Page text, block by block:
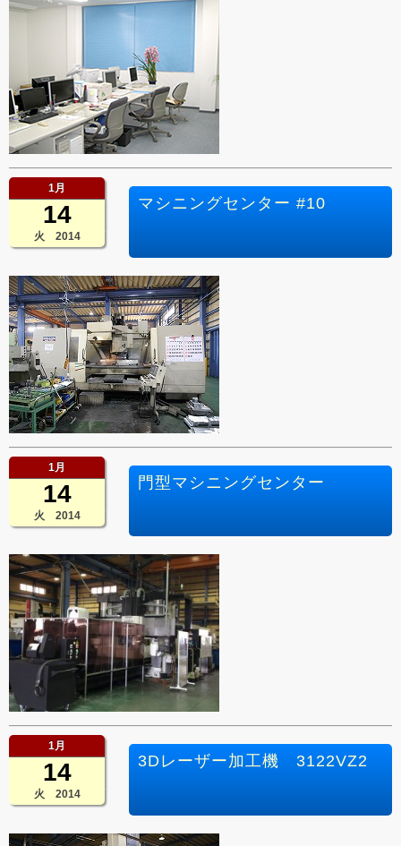
1月
14
火 2014
マシニングセンター #10
1月
14
火 2014
門型マシニングセンター
1月
14
火 2014
3Dレーザー加工機 3122VZ2